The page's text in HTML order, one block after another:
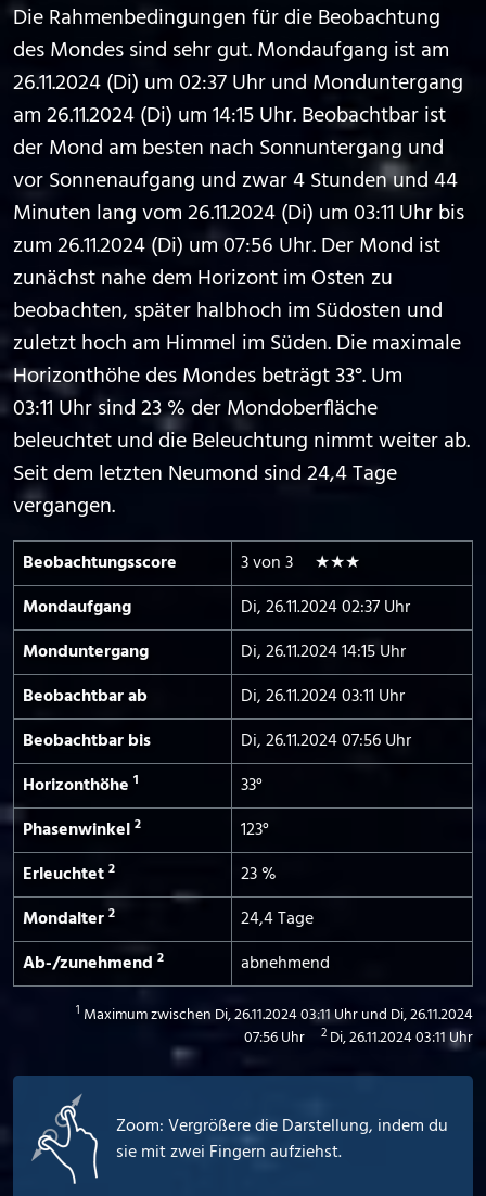
Die Rahmenbedingungen für die Beobachtung
des Mondes sind sehr gut. Mondaufgang ist am
26.11.2024 (Di) um 02:37 Uhr und Monduntergang
am 26.11.2024 (Di) um 14:15 Uhr. Beobachtbar ist
der Mond am besten nach Sonnuntergang und
vor Sonnenaufgang und zwar 4 Stunden und 44
Minuten lang vom 26.11.2024 (Di) um 03:11 Uhr bis
zum 26.11.2024 (Di) um 07:56 Uhr. Der Mond ist
zunächst nahe dem Horizont im Osten zu
beobachten, später halbhoch im Südosten und
zuletzt hoch am Himmel im Süden. Die maximale
Horizonthöhe des Mondes beträgt 33°. Um
03:11 Uhr sind 23 % der Mondoberfläche
beleuchtet und die Beleuchtung nimmt weiter ab.
Seit dem letzten Neumond sind 24,4 Tage
vergangen.
Beobachtungs­score
3 von 3 ★★★
Mond­aufgang
Di, 26.11.2024 02:37 Uhr
Mond­untergang
Di, 26.11.2024 14:15 Uhr
Beobachtbar ab
Di, 26.11.2024 03:11 Uhr
Beobachtbar bis
Di, 26.11.2024 07:56 Uhr
Horizont­höhe 1
33°
Phasen­winkel 2
123°
Erleuchtet 2
23 %
Mond­alter 2
24,4 Tage
Ab-/­zunehmend 2 abnehmend
1 Maximum zwischen Di, 26.11.2024 03:11 Uhr und Di, 26.11.2024
07:56 Uhr
2 Di, 26.11.2024 03:11 Uhr
Zoom: Vergrößere die Darstellung, indem du
sie mit zwei Fingern aufziehst.